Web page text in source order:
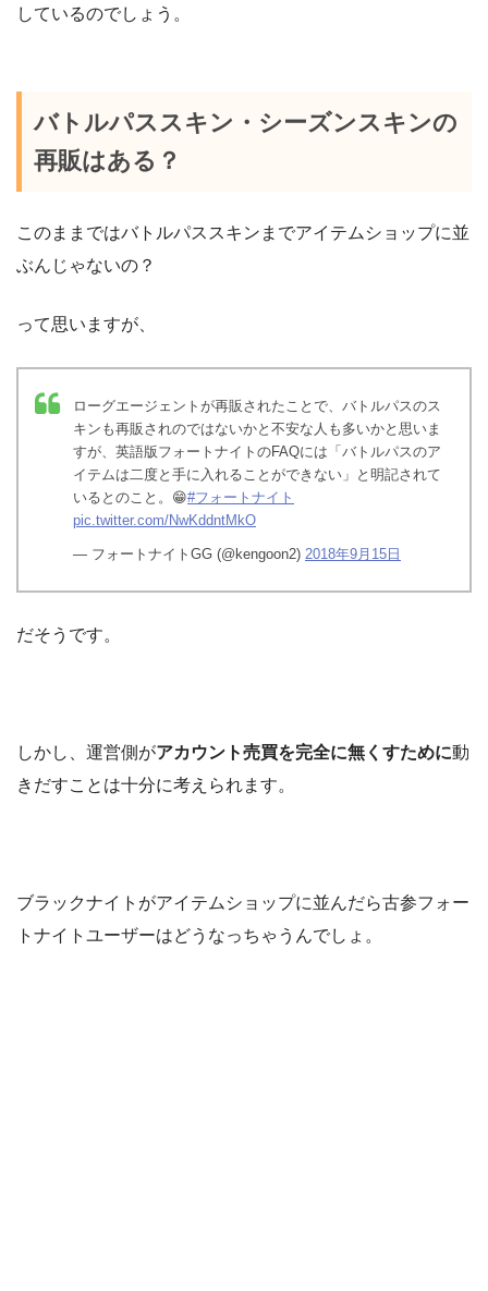
しているのでしょう。
バトルパススキン・シーズンスキンの
再販はある？
このままではバトルパススキンまでアイテムショップに並
ぶんじゃないの？
って思いますが、
ローグエージェントが再販されたことで、バトルパスのス
キンも再販されのではないかと不安な人も多いかと思いま
すが、英語版フォートナイトのFAQには「バトルパスのア
イテムは二度と手に入れることができない」と明記されて
いるとのこと。😁#フォートナイト
pic.twitter.com/NwKddntMkO
— フォートナイトGG (@kengoon2) 2018年9月15日
だそうです。
しかし、運営側がアカウント売買を完全に無くすために動
きだすことは十分に考えられます。
ブラックナイトがアイテムショップに並んだら古参フォー
トナイトユーザーはどうなっちゃうんでしょ。